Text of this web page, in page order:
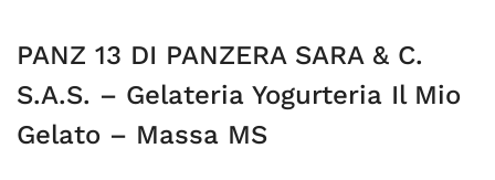
PANZ 13 DI PANZERA SARA & C.
S.A.S. – Gelateria Yogurteria Il Mio
Gelato – Massa MS